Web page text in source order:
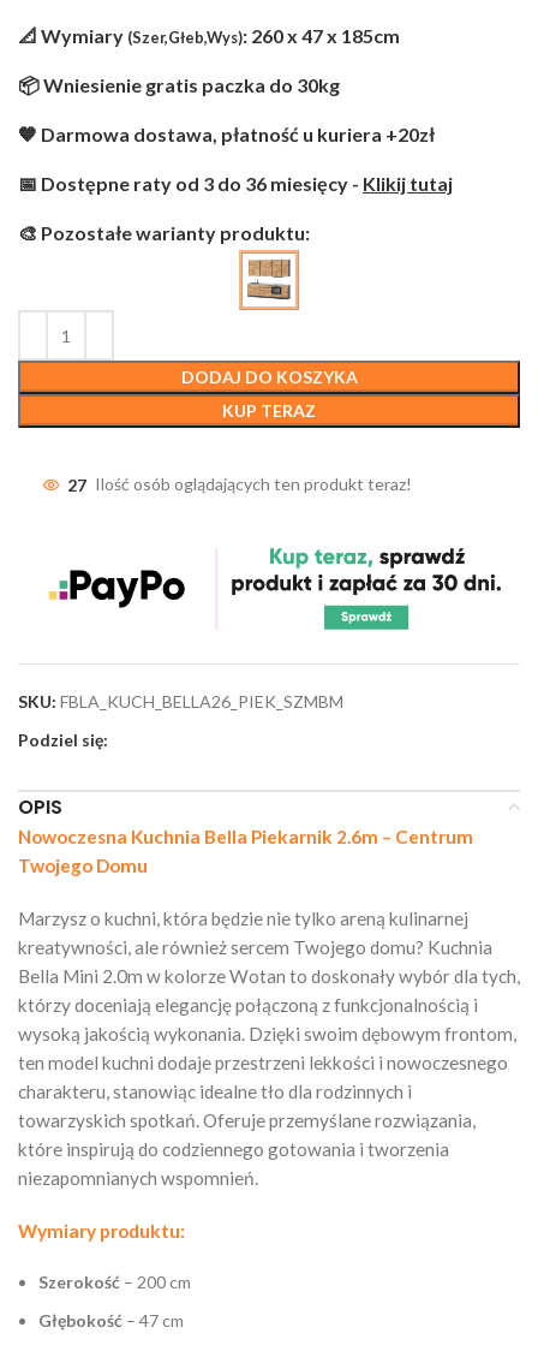
📐 Wymiary (Szer,Głeb,Wys): 260 x 47 x 185cm
📦 Wniesienie gratis paczka do 30kg
🧡 Darmowa dostawa, płatność u kuriera +20zł
📅 Dostępne raty od 3 do 36 miesięcy - Klikij tutaj
🎨 Pozostałe warianty produktu:
DODAJ DO KOSZYKA
KUP TERAZ
27 Ilość osób oglądających ten produkt teraz!
SKU: FBLA_KUCH_BELLA26_PIEK_SZMBM
Podziel się:
OPIS
Nowoczesna Kuchnia Bella Piekarnik 2.6m – Centrum
Twojego Domu
Marzysz o kuchni, która będzie nie tylko areną kulinarnej
kreatywności, ale również sercem Twojego domu? Kuchnia
Bella Mini 2.0m w kolorze Wotan to doskonały wybór dla tych,
którzy doceniają elegancję połączoną z funkcjonalnością i
wysoką jakością wykonania. Dzięki swoim dębowym frontom,
ten model kuchni dodaje przestrzeni lekkości i nowoczesnego
charakteru, stanowiąc idealne tło dla rodzinnych i
towarzyskich spotkań. Oferuje przemyślane rozwiązania,
które inspirują do codziennego gotowania i tworzenia
niezapomnianych wspomnień.
Wymiary produktu:
Szerokość – 200 cm
Głębokość – 47 cm